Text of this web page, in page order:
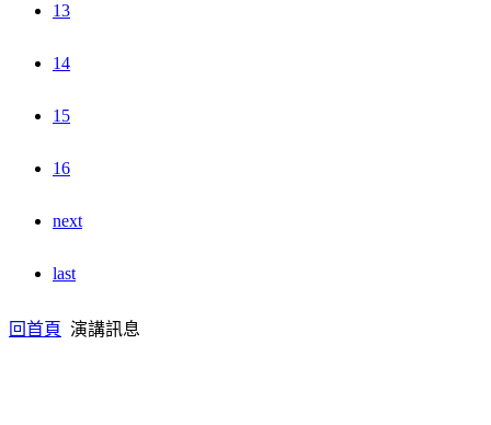
13
14
15
16
next
last
回首頁 演講訊息